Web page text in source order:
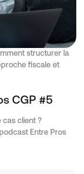
structurer la
fiscale et
CGP #5
cas client ?
Entre Pros